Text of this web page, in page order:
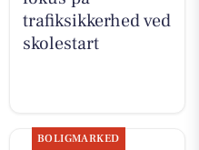
trafiksikkerhed ved
skolestart
BOLIGMARKED